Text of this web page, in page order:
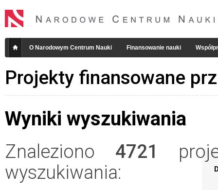
O Narodowym Centrum Nauki Finansowanie nauki
Projekty finansowane
Wyniki wyszukiwania
Znaleziono 4721
wyszukiwania: